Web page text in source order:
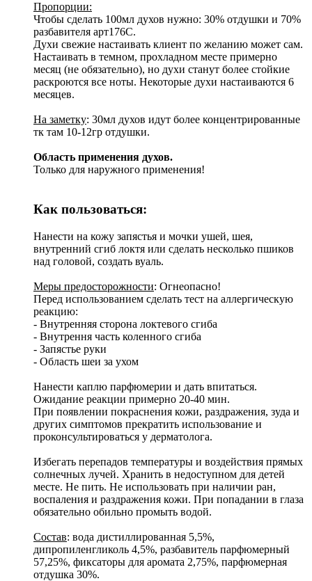
Пропорции:
Чтобы сделать 100мл духов нужно: 30% отдушки и 70%
разбавителя арт176С.
Духи свежие настаивать клиент по желанию может сам.
Настаивать в темном, прохладном месте примерно
месяц (не обязательно), но духи станут более стойкие
раскроются все ноты. Некоторые духи настаиваются 6
месяцев.
На заметку: 30мл духов идут более концентрированные
тк там 10-12гр отдушки.
Область применения духов.
Только для наружного применения!
Как пользоваться:
Нанести на кожу запястья и мочки ушей, шея,
внутренний сгиб локтя или сделать несколько пшиков
над головой, создать вуаль.
Меры предосторожности: Огнеопасно!
Перед использованием сделать тест на аллергическую
реакцию:
- Внутренняя сторона локтевого сгиба
- Внутрення часть коленного сгиба
- Запястье руки
- Область шеи за ухом
Нанести каплю парфюмерии и дать впитаться.
Ожидание реакции примерно 20-40 мин.
При появлении покраснения кожи, раздражения, зуда и
других симптомов прекратить использование и
проконсультироваться у дерматолога.
Избегать перепадов температуры и воздействия прямых
солнечных лучей. Хранить в недоступном для детей
месте. Не пить. Не использовать при наличии ран,
воспаления и раздражения кожи. При попадании в глаза
обязательно обильно промыть водой.
Состав: вода дистиллированная 5,5%,
дипропиленгликоль 4,5%, разбавитель парфюмерный
57,25%, фиксаторы для аромата 2,75%, парфюмерная
отдушка 30%.